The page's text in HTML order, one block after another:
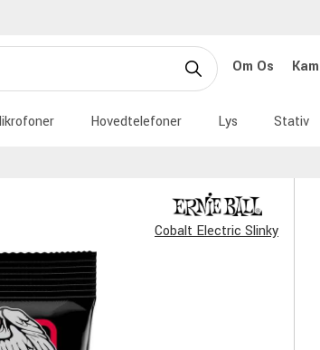
Om Os
Hovedtelefoner Lys Stativ
Cobalt Electric Slinky